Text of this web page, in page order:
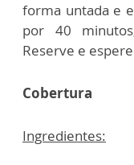
forma untada e
por 40
Reserve e
Cobertura
Ingredientes: